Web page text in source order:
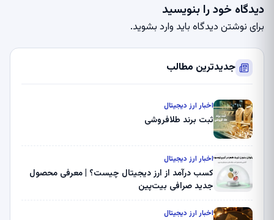
دیدگاه خود را بنویسید
برای نوشتن دیدگاه باید وارد بشوید.
جدیدترین مطالب
اخبار ارز دیجیتال
ثبت برند طلافروشی
اخبار ارز دیجیتال
کسب درآمد از ارز دیجیتال چیست؟ | معرفی محصول
جدید صرافی بیت‌پین
اخبار ارز دیجیتال